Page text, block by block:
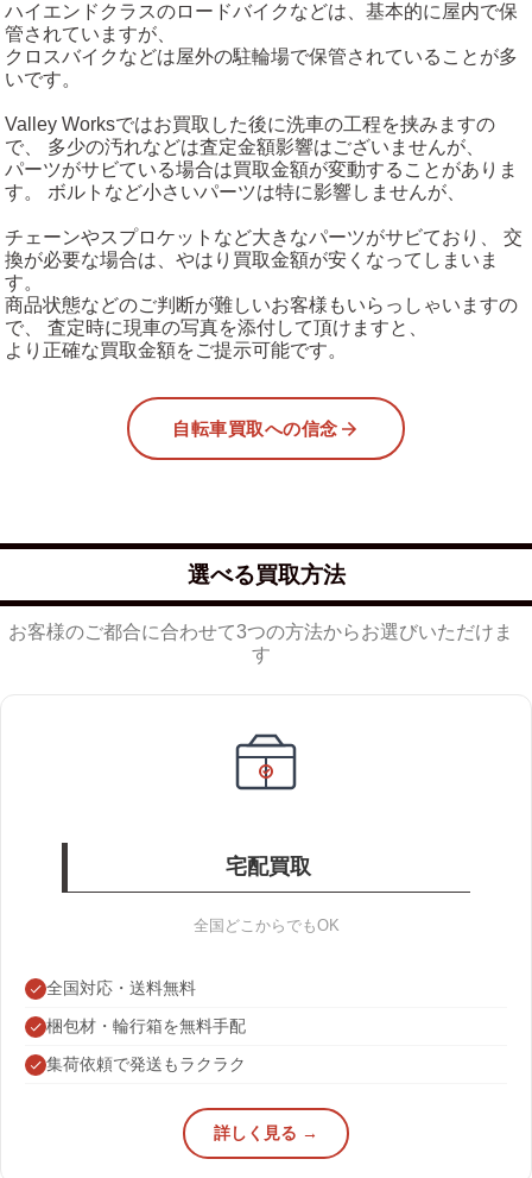
ハイエンドクラスのロードバイクなどは、基本的に屋内で保
管されていますが、
クロスバイクなどは屋外の駐輪場で保管されていることが多
いです。
Valley Worksではお買取した後に洗車の工程を挟みますの
で、 多少の汚れなどは査定金額影響はございませんが、
パーツがサビている場合は買取金額が変動することがありま
す。 ボルトなど小さいパーツは特に影響しませんが、
チェーンやスプロケットなど大きなパーツがサビており、 交
換が必要な場合は、やはり買取金額が安くなってしまいま
す。
商品状態などのご判断が難しいお客様もいらっしゃいますの
で、 査定時に現車の写真を添付して頂けますと、
より正確な買取金額をご提示可能です。
自転車買取への信念
選べる買取方法
お客様のご都合に合わせて3つの方法からお選びいただけま
す
宅配買取
全国どこからでもOK
全国対応・送料無料
梱包材・輪行箱を無料手配
集荷依頼で発送もラクラク
詳しく見る →